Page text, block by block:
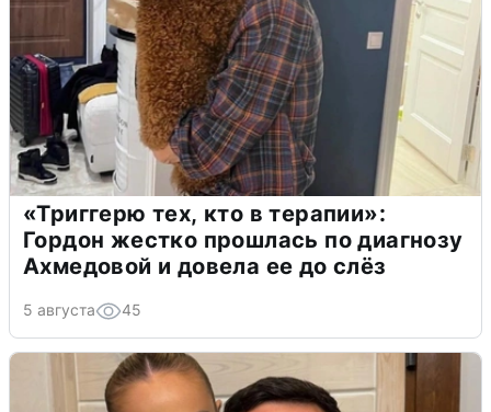
«Триггерю тех, кто в терапии»:
Гордон жестко прошлась по диагнозу
Ахмедовой и довела ее до слёз
5 августа 45